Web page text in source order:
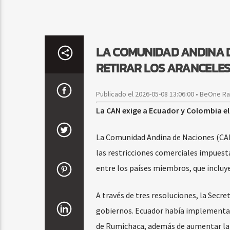
LA COMUNIDAD ANDINA
RETIRAR LOS
Publicado el 2026-05-08 13:06:00 • BeOne
La CAN exige a Ecuador y
La Comunidad Andina de Naciones
las restricciones comerciales
entre los países miembros, que
A través de tres resoluciones, la
gobiernos. Ecuador había
de Rumichaca, además de aumentar